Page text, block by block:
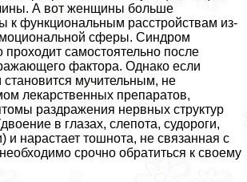
А вот женщины больше
к функциональным расстройствам из-
сферы. Синдром
самостоятельно после
фактора. Однако если
мучительным, не
лекарственных препаратов,
раздражения нервных структур
в глазах, слепота, судороги,
и нарастает тошнота, не связанная с
срочно обратиться к своему